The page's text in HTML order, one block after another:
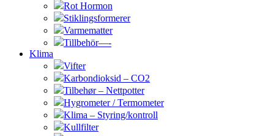
Rot Hormon
Stiklingsformerer
Varmematter
Tillbehör—-
Klima
Vifter
Karbondioksid – CO2
Tilbehør – Nettpotter
Hygrometer / Termometer
Klima – Styring/kontroll
Kullfilter